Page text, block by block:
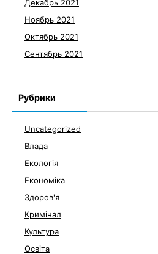
Декабрь 2021
Ноябрь 2021
Октябрь 2021
Сентябрь 2021
Рубрики
Uncategorized
Влада
Екологія
Економіка
Здоров'я
Кримінал
Культура
Освіта